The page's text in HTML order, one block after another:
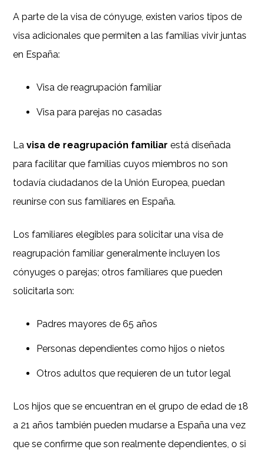
A parte de la visa de cónyuge, existen varios tipos de
visa adicionales que permiten a las familias vivir juntas
en España:
Visa de reagrupación familiar
Visa para parejas no casadas
Lavisa de reagrupación familiar está diseñada
para facilitar que familias cuyos miembros no son
todavía ciudadanos de la Unión Europea, puedan
reunirse con sus familiares en España.
Los familiares elegibles para solicitar una visa de
reagrupación familiar generalmente incluyen los
cónyuges o parejas; otros familiares que pueden
solicitarla son:
Padres mayores de 65 años
Personas dependientes como hijos o nietos
Otros adultos que requieren de un tutor legal
Los hijos que se encuentran en el grupo de edad de 18
a 21 años también pueden mudarse a España una vez
que se confirme que son realmente dependientes, o si